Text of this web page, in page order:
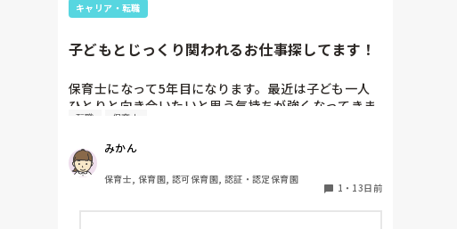
キャリア・転職
子どもとじっくり関われるお仕事探してます！
保育士になって5年目になります。最近は子ども一人
ひとりと向き合いたいと思う気持ちが強くなってきま
した。集団保育となると、どうしても一人一人とじっ
ようもなくもどかしく感じてしまうんです。集団保育
のいいところはたくさんあります。ですが私は少人数
でじっくり関わりたいです。転職を視野に入れている
のですが、小規模園、発達支援、デイ、ベビーシッタ
転職 保育士
みかん
保育士, 保育園, 認可保育園, 認証・認定保育園
1 ・ 13日前